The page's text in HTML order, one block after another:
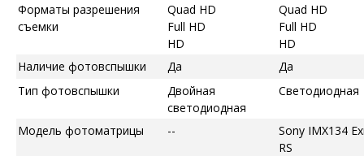
Форматы разрешения
съемки
Quad HD
Full HD
HD
Quad HD
Full HD
HD
Наличие фотовспышки
Да
Да
Тип фотовспышки
Двойная
светодиодная
Светодиодная
Модель фотоматрицы --
Sony IMX134
RS